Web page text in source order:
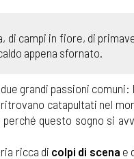
campi in fiore, di
appena sfornato.
grandi passioni comuni:
catapultati nel
questo sogno si
ricca di colpi di scena e